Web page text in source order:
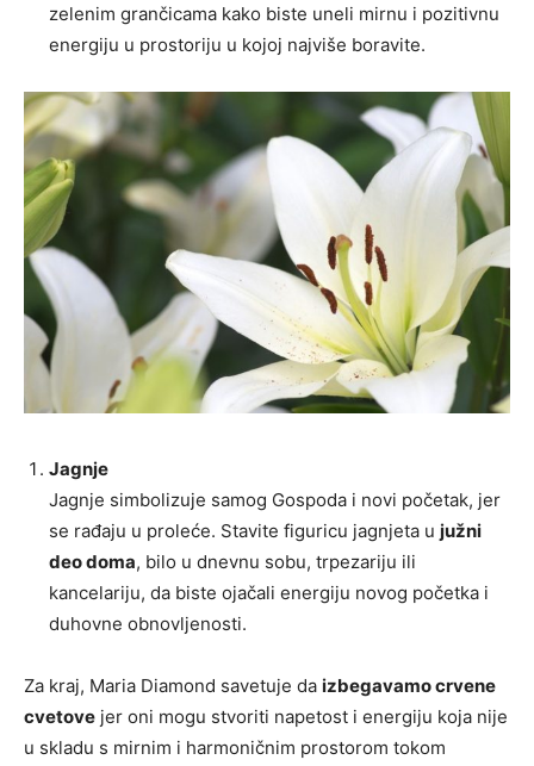
zelenim grančicama kako biste uneli mirnu i pozitivnu
energiju u prostoriju u kojoj najviše boravite.
Jagnje
Jagnje simbolizuje samog Gospoda i novi početak, jer
se rađaju u proleće. Stavite figuricu jagnjeta u južni
deo doma, bilo u dnevnu sobu, trpezariju ili
kancelariju, da biste ojačali energiju novog početka i
duhovne obnovljenosti.
Za kraj, Maria Diamond savetuje da izbegavamo crvene
cvetove jer oni mogu stvoriti napetost i energiju koja nije
u skladu s mirnim i harmoničnim prostorom tokom